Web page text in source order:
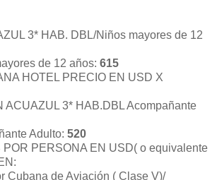
3* HAB. DBL/Niños mayores de 12
de 12 años: 615
HOTEL PRECIO EN USD X
ACUAZUL 3* HAB.DBL Acompañante
Adulto: 520
POR PERSONA EN USD( o equivalente
Cubana de Aviación ( Clase V)/